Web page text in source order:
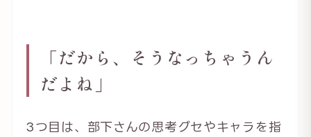
「だから、そうなっちゃうん
だよね」
3つ目は、部下さんの思考グセやキャラを指